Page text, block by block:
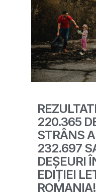
220.365
STRÂNS
232.697
DEȘEURI
EDIȚIEI